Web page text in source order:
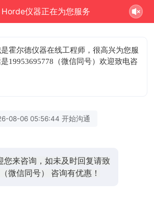
Horde仪器正在为您服务
是霍尔德仪器在线工程师，很高兴为您服
19953695778（微信同号）欢迎致电咨
08-06 05:56:44 开始沟通
您来咨询，如未及时回复请致
微信同号） 咨询有优惠！